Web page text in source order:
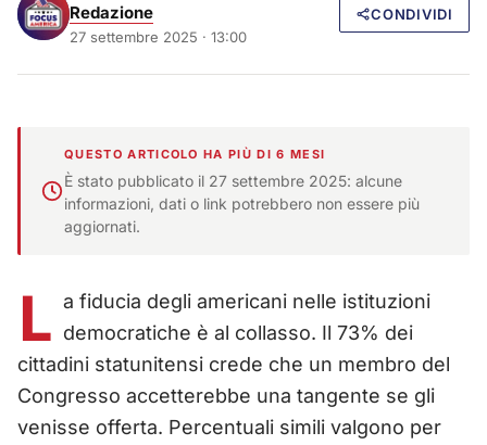
Redazione
27 settembre 2025 · 13:00
CONDIVIDI
QUESTO ARTICOLO HA PIÙ DI 6 MESI
È stato pubblicato il 27 settembre 2025: alcune
informazioni, dati o link potrebbero non essere più
aggiornati.
L a fiducia degli americani nelle istituzioni
democratiche è al collasso. Il 73% dei
cittadini statunitensi crede che un membro del
Congresso accetterebbe una tangente se gli
venisse offerta. Percentuali simili valgono per